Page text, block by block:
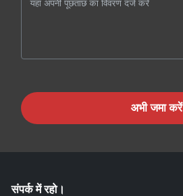
अभी जमा करें
संपर्क में रहो।